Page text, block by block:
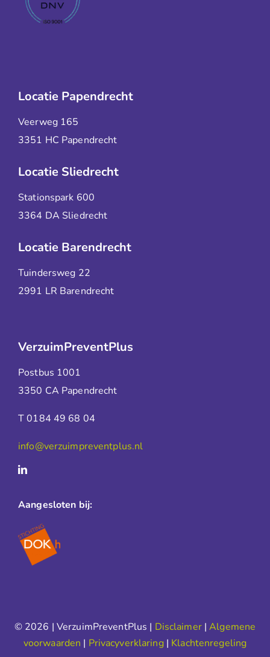
Locatie Papendrecht
Veerweg 165
3351 HC Papendrecht
Locatie Sliedrecht
Stationspark 600
3364 DA Sliedrecht
Locatie Barendrecht
Tuindersweg 22
2991 LR Barendrecht
VerzuimPreventPlus
Postbus 1001
3350 CA Papendrecht
T 0184 49 68 04
info@verzuimpreventplus.nl
Aangesloten bij:
© 2026 | VerzuimPreventPlus | Disclaimer|Algemene
voorwaarden | Privacyverklaring| Klachtenregeling